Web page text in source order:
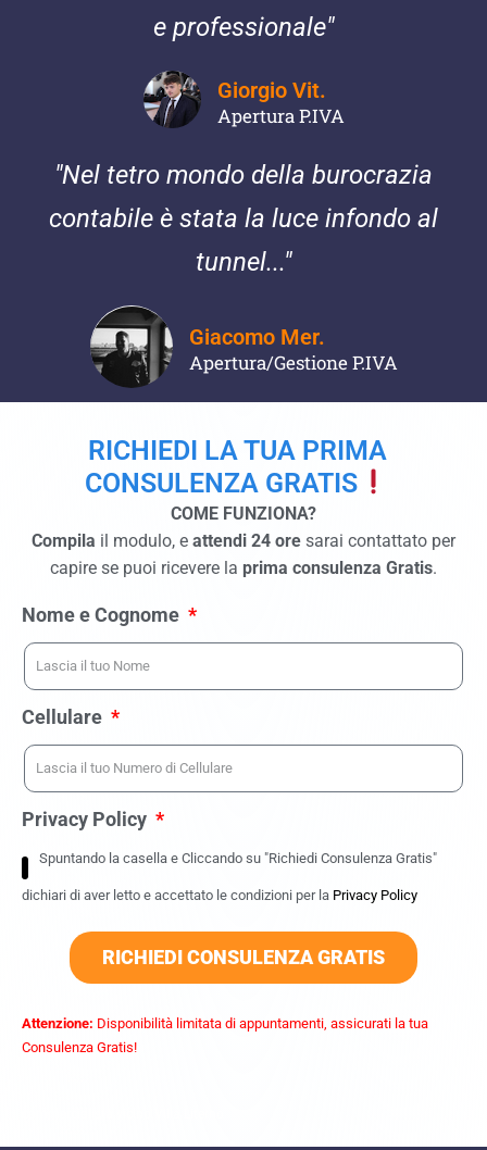
e professionale"
Giorgio Vit.
Apertura P.IVA
"Nel tetro mondo della burocrazia
contabile è stata la luce infondo al
tunnel..."
Giacomo Mer.
Apertura/Gestione P.IVA
RICHIEDI LA TUA PRIMA
CONSULENZA GRATIS
COME FUNZIONA?
Compila il modulo, e attendi 24 ore sarai contattato per
capire se puoi ricevere la prima consulenza Gratis.
Nome e Cognome
Cellulare
Privacy Policy
Spuntando la casella e Cliccando su "Richiedi Consulenza Gratis"
dichiari di aver letto e accettato le condizioni per la Privacy Policy
RICHIEDI CONSULENZA GRATIS
Attenzione: Disponibilità limitata di appuntamenti, assicurati la tua
Consulenza Gratis!